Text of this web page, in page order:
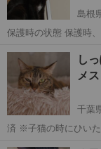
島根
保護時の状態
島根 出雲市
し
メ
千葉
済 ※子猫の時にひい